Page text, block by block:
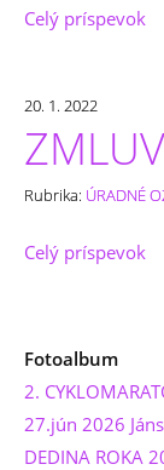
Celý príspevok
20. 1. 2022
Rubrika: ÚRADNÉ
Celý príspevok
Fotoalbum
2.
27.jún 2026
DEDINA ROKA